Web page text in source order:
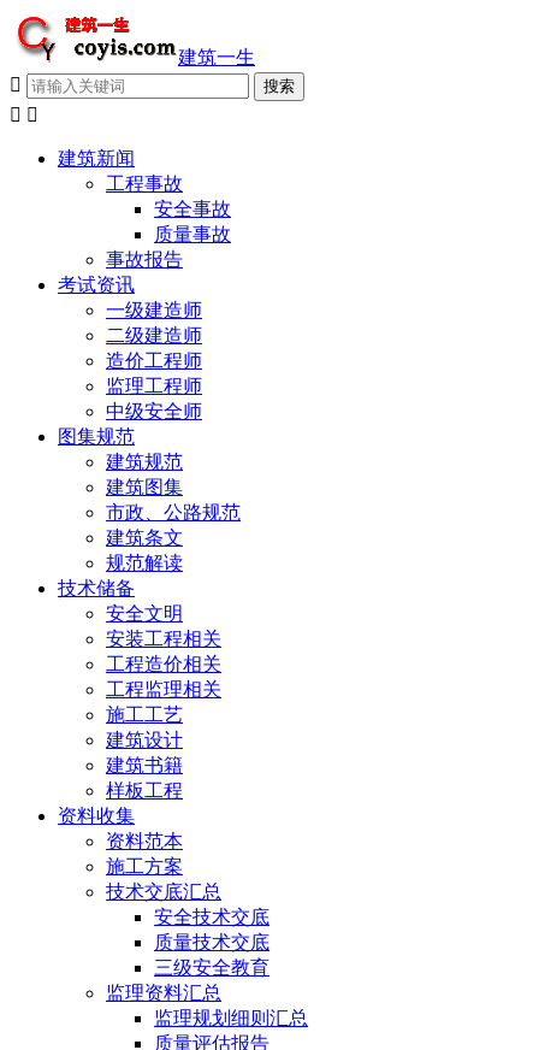
建筑一生

 
建筑新闻
工程事故
安全事故
质量事故
事故报告
考试资讯
一级建造师
二级建造师
造价工程师
监理工程师
中级安全师
图集规范
建筑规范
建筑图集
市政、公路规范
建筑条文
规范解读
技术储备
安全文明
安装工程相关
工程造价相关
工程监理相关
施工工艺
建筑设计
建筑书籍
样板工程
资料收集
资料范本
施工方案
技术交底汇总
安全技术交底
质量技术交底
三级安全教育
监理资料汇总
监理规划细则汇总
质量评估报告